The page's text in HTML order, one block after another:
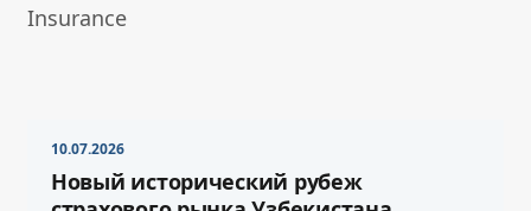
Insurance
10.07.2026
Новый исторический рубеж